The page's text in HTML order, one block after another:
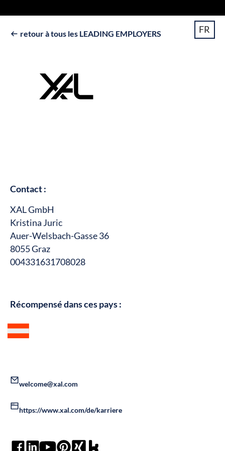
 retour à tous les LEADING EMPLOYERS FR
Contact :
XAL GmbH
Kristina Juric
Auer-Welsbach-Gasse 36
8055 Graz
004331631708028
Récompensé dans ces pays :
welcome@xal.com
https://www.xal.com/de/karriere